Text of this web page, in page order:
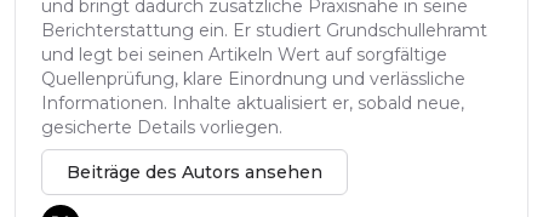
und bringt dadurch zusätzliche Praxisnähe in seine
Berichterstattung ein. Er studiert Grundschullehramt
und legt bei seinen Artikeln Wert auf sorgfältige
Quellenprüfung, klare Einordnung und verlässliche
Informationen. Inhalte aktualisiert er, sobald neue,
gesicherte Details vorliegen.
Beiträge des Autors ansehen